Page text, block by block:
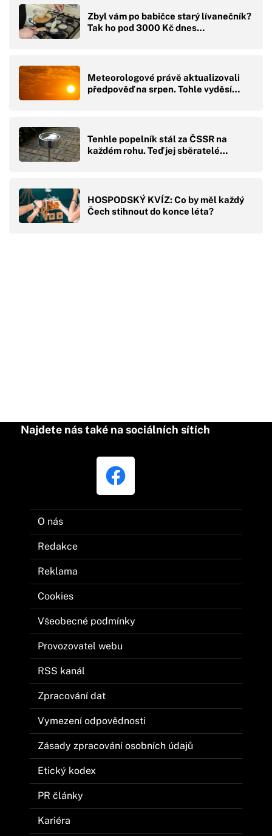
Zbyl vám po babičce starý lívanečník?
Tak ho pod 3000 Kč dnes…
Meteorologové právě aktualizovali
předpověď na srpen. Tohle vyděsí…
Tenhle popelník stál za ČSSR na
každém rohu. Teď jej sběratelé…
HOSPODSKÝ KVÍZ: Co by měl každý
Čech stihnout do konce léta?
Najdete nás také na sociálních sítích
O nás
Redakce
Reklama
Cookies
Všeobecné podmínky
Provozovatel webu
RSS kanál
Zpracování dat
Vymezení odpovědnosti
Zásady zpracování osobních údajů
Etický kodex
PR články
Kariéra